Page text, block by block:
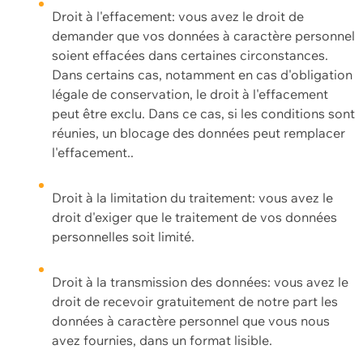
Droit à l'effacement: vous avez le droit de
demander que vos données à caractère personnel
soient effacées dans certaines circonstances.
Dans certains cas, notamment en cas d'obligation
légale de conservation, le droit à l'effacement
peut être exclu. Dans ce cas, si les conditions sont
réunies, un blocage des données peut remplacer
l'effacement..
Droit à la limitation du traitement: vous avez le
droit d'exiger que le traitement de vos données
personnelles soit limité.
Droit à la transmission des données: vous avez le
droit de recevoir gratuitement de notre part les
données à caractère personnel que vous nous
avez fournies, dans un format lisible.